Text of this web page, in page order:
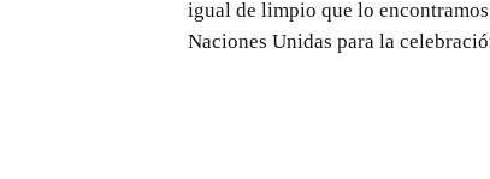
igual de limpio que lo
Naciones Unidas para la